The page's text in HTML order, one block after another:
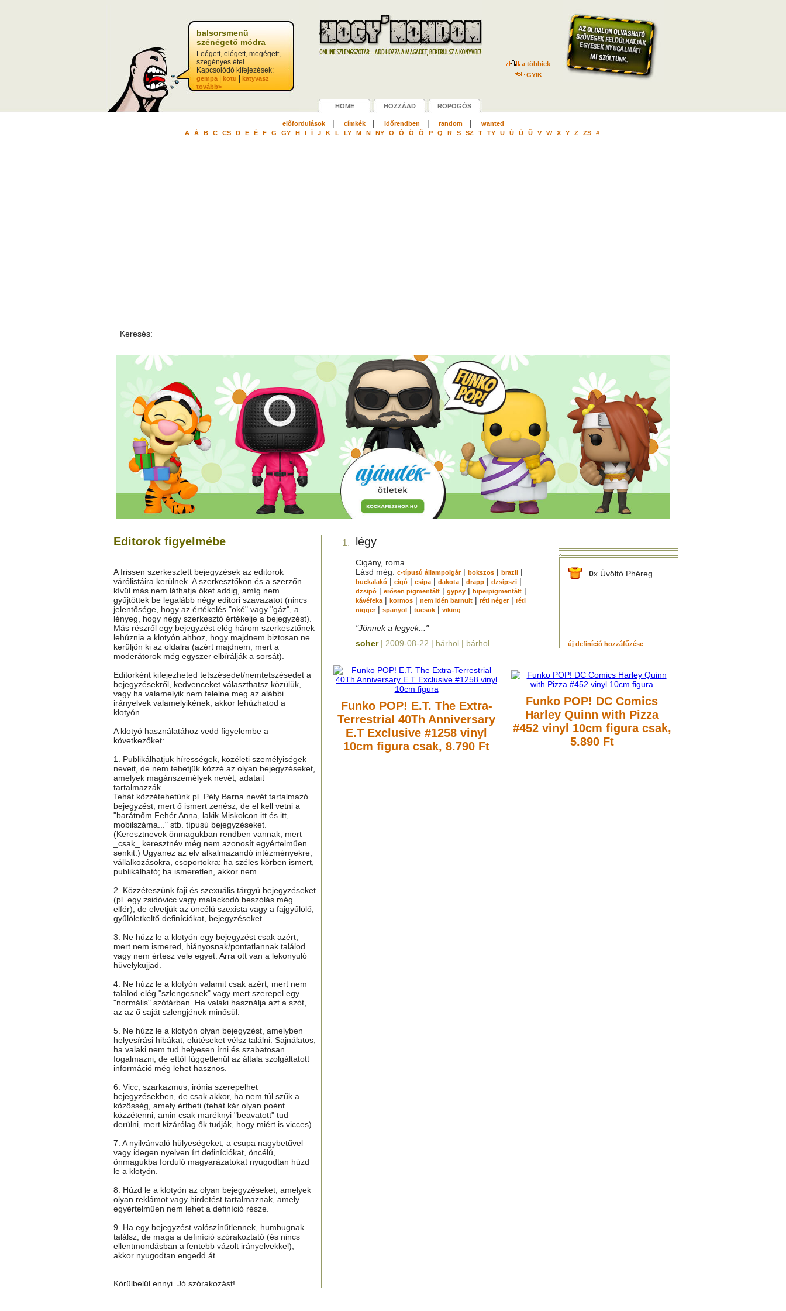
balsorsmenü
szénégető módra
Leégett, elégett, megégett,
szegényes étel.
Kapcsolódó kifejezések:
gempa| kotu
katyvasz
tovább>
a többiek
GYIK
HOME HOZZÁAD ROPOGÓS
előfordulások| címkék| időrendben | random|
wanted
A
Á B C CS D E É F G GY H I Í J K L LY M N NY O Ó Ö Ő P Q R S SZ T TY U Ú Ü Ű V W X Y Z ZS #
Keresés:
Editorok figyelmébe
A frissen szerkesztett bejegyzések az editorok
várólistáira kerülnek. A szerkesztőkön és a szerzőn
kívül más nem láthatja őket addig, amíg nem
gyűjtöttek be legalább négy editori szavazatot (nincs
jelentősége, hogy az értékelés "oké" vagy "gáz", a
lényeg, hogy négy szerkesztő értékelje a bejegyzést).
Más részről egy bejegyzést elég három szerkesztőnek
lehúznia a klotyón ahhoz, hogy majdnem biztosan ne
kerüljön ki az oldalra (azért majdnem, mert a
moderátorok még egyszer elbírálják a sorsát).
Editorként kifejezheted tetszésedet/nemtetszésedet a
bejegyzésekről, kedvenceket választhatsz közülük,
vagy ha valamelyik nem felelne meg az alábbi
irányelvek valamelyikének, akkor lehúzhatod a
klotyón.
A klotyó használatához vedd figyelembe a
következőket:
1. Publikálhatjuk hírességek, közéleti személyiségek
neveit, de nem tehetjük közzé az olyan bejegyzéseket,
amelyek magánszemélyek nevét, adatait
tartalmazzák.
Tehát közzétehetünk pl. Pély Barna nevét tartalmazó
bejegyzést, mert ő ismert zenész, de el kell vetni a
"barátnőm Fehér Anna, lakik Miskolcon itt és itt,
mobilszáma..." stb. típusú bejegyzéseket.
(Keresztnevek önmagukban rendben vannak, mert
_csak_ keresztnév még nem azonosít egyértelműen
senkit.) Ugyanez az elv alkalmazandó intézményekre,
vállalkozásokra, csoportokra: ha széles körben ismert,
publikálható; ha ismeretlen, akkor nem.
2. Közzéteszünk faji és szexuális tárgyú bejegyzéseket
(pl. egy zsidóvicc vagy malackodó beszólás még
elfér), de elvetjük az öncélú szexista vagy a fajgyűlölő,
gyűlöletkeltő definíciókat, bejegyzéseket.
3. Ne húzz le a klotyón egy bejegyzést csak azért,
mert nem ismered, hiányosnak/pontatlannak találod
vagy nem értesz vele egyet. Arra ott van a lekonyuló
hüvelykujjad.
4. Ne húzz le a klotyón valamit csak azért, mert nem
találod elég "szlengesnek" vagy mert szerepel egy
"normális" szótárban. Ha valaki használja azt a szót,
az az ő saját szlengjének minősül.
5. Ne húzz le a klotyón olyan bejegyzést, amelyben
helyesírási hibákat, elütéseket vélsz találni. Sajnálatos,
ha valaki nem tud helyesen írni és szabatosan
fogalmazni, de ettől függetlenül az általa szolgáltatott
információ még lehet hasznos.
6. Vicc, szarkazmus, irónia szerepelhet
bejegyzésekben, de csak akkor, ha nem túl szűk a
közösség, amely értheti (tehát kár olyan poént
közzétenni, amin csak maréknyi "beavatott" tud
derülni, mert kizárólag ők tudják, hogy miért is vicces).
7. A nyilvánvaló hülyeségeket, a csupa nagybetűvel
vagy idegen nyelven írt definíciókat, öncélú,
önmagukba forduló magyarázatokat nyugodtan húzd
le a klotyón.
8. Húzd le a klotyón az olyan bejegyzéseket, amelyek
olyan reklámot vagy hirdetést tartalmaznak, amely
egyértelműen nem lehet a definíció része.
9. Ha egy bejegyzést valószínűtlennek, humbugnak
találsz, de maga a definíció szórakoztató (és nincs
ellentmondásban a fentebb vázolt irányelvekkel),
akkor nyugodtan engedd át.
Körülbelül ennyi. Jó szórakozást!
1. légy
Cigány, roma.
Lásd még: c-típusú állampolgár| bokszos | brazil |
buckalakó | cigó | csipa | dakota | drapp | dzsipszi |
dzsipó | erősen pigmentált | gypsy | hiperpigmentált |
kávéfeka | kormos | nem idén barnult | réti néger| réti
nigger| spanyol | tücsök | viking
"Jönnek a legyek..."
0x Üvöltő Phéreg
soher| 2009-08-22 | bárhol | bárhol új definíció hozzáfűzése
Funko POP! E.T. The Extra-
Terrestrial 40Th Anniversary
E.T Exclusive #1258 vinyl
10cm figuracsak, 8.790 Ft
Funko POP! DC Comics
Harley Quinn with Pizza
#452 vinyl 10cm figuracsak,
5.890 Ft